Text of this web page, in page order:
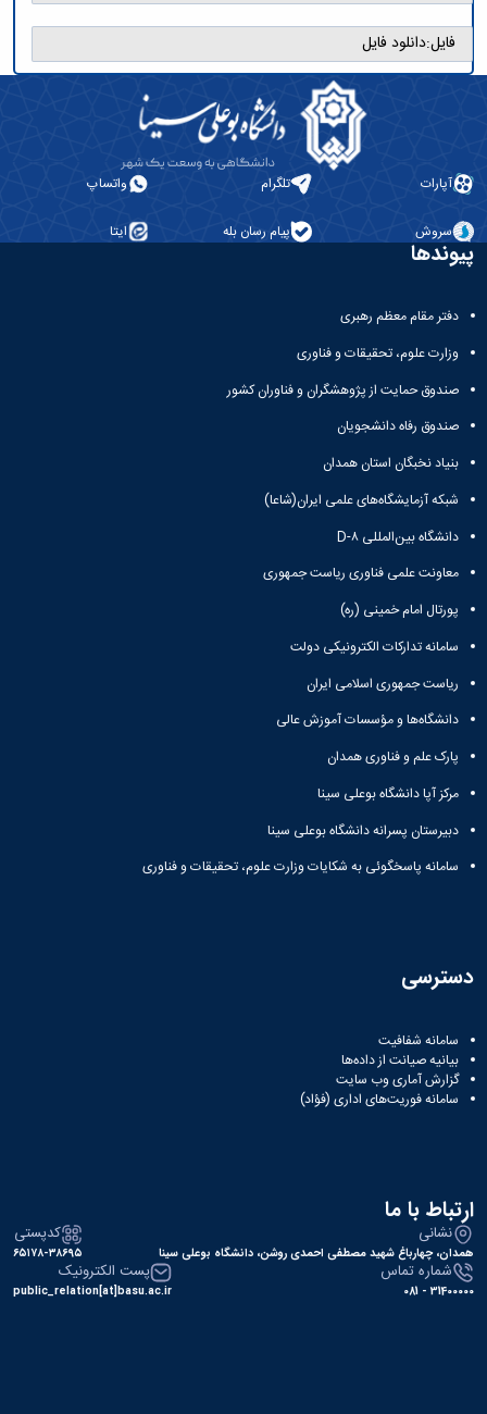
فایل:دانلود فایل
آپارات تلگرام واتساپ
سروش پیام رسان بله ایتا
پیوندها
دفتر مقام معظم رهبری
وزارت علوم، تحقیقات و فناوری
صندوق حمایت از پژوهشگران و فناوران کشور
صندوق رفاه دانشجویان
بنیاد نخبگان استان همدان
شبکه آزمایشگاه‌های علمی ایران(شاعا)
دانشگاه بین‌المللی D-۸
معاونت علمی فناوری ریاست جمهوری
پورتال امام خمینی (ره)
سامانه تدارکات الکترونیکی دولت
ریاست جمهوری اسلامی ایران
دانشگاه‌ها و مؤسسات آموزش عالی
پارک علم و فناوری همدان
مرکز آپا دانشگاه بوعلی سینا
دبیرستان پسرانه دانشگاه بوعلی سینا
سامانه پاسخگوئی به شکایات وزارت علوم، تحقیقات و فناوری
دسترسی
سامانه شفافیت
بیانیه صیانت از داده‌ها
گزارش آماری وب‌ سایت
سامانه فوریت‌های اداری (فؤاد)
ارتباط با ما
نشانی
همدان، چهارباغ شهید مصطفی احمدی روشن، دانشگاه بوعلی سینا
کدپستی
۶۵۱۷۸-۳۸۶۹۵
شماره تماس
31400000 - 081
پست الکترونیک
public_relation[at]basu.ac.ir